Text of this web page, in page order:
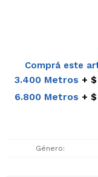
Comprá este
3.400 Metros
6.800 Metros
Género